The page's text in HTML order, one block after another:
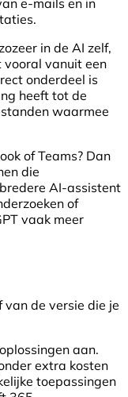
e-mails en in
in de AI zelf,
vooral vanuit een
onderdeel is
heeft tot de
waarmee
of Teams? Dan
die
AI-assistent
of
vaak meer
de versie die je
aan.
extra kosten
toepassingen